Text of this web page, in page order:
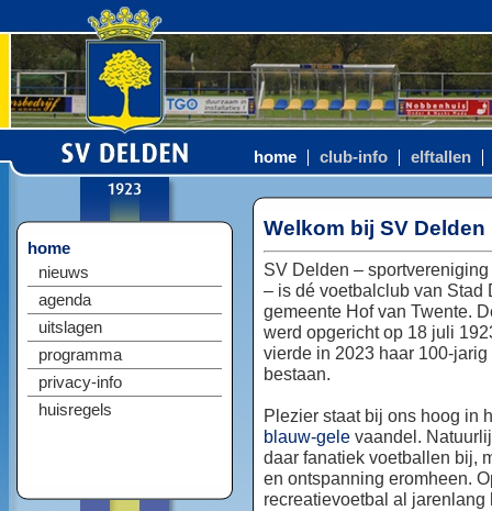
home club-info elftallen
home
nieuws
agenda
uitslagen
programma
privacy-info
huisregels
Welkom bij SV Delden
SV Delden –
– is dé voetbalclub van Stad
gemeente Hof van Twente.
werd opgericht op 18 juli
vierde in 2023 haar 100-jarig
bestaan.
Plezier staat bij ons hoog in
blauw-gele vaandel.
daar fanatiek voetballen bij,
en ontspanning eromheen.
recreatievoetbal al jarenlang